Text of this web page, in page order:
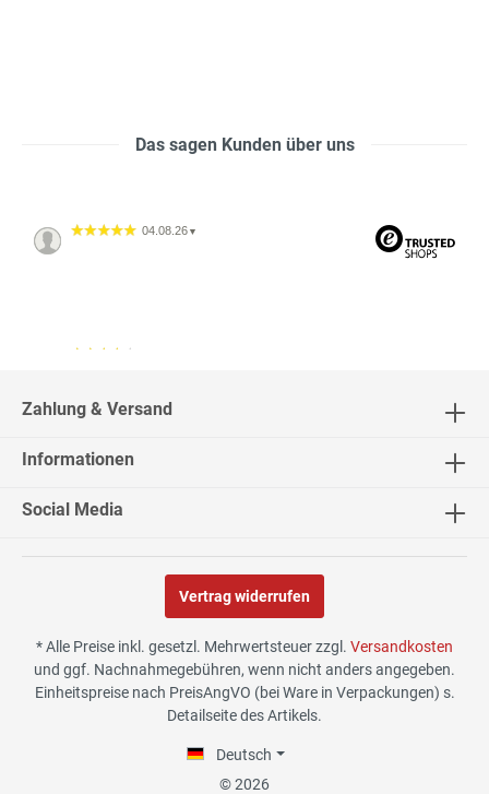
Das sagen Kunden über uns
04.08.26 ▼
30.07.26▼
29.07.26
funktioniert, und Qualität
Zahlung & Versand
Informationen
Social Media
Vertrag widerrufen
* Alle Preise inkl. gesetzl. Mehrwertsteuer zzgl. Versandkosten
und ggf. Nachnahmegebühren, wenn nicht anders angegeben.
Einheitspreise nach PreisAngVO (bei Ware in Verpackungen) s.
Detailseite des Artikels.
Deutsch
© 2026